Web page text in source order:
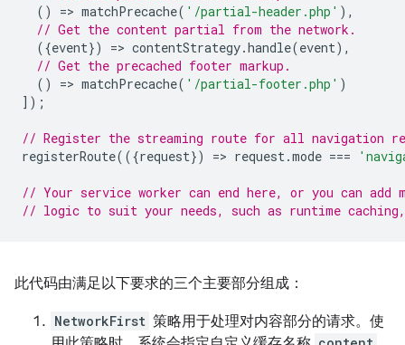
()
=> matchPrecache( '/partial-header.php' ),
// Get the content partial from the network.
({event}) => contentStrategy.handle(event),
// Get the precached footer markup.
()
=> matchPrecache( '/partial-footer.php' )
]);
// Register the streaming route for all navigation
registerRoute(({request}) => request.mode ===
// Your service worker can end here, or you can add
// logic to suit your needs, such as runtime
此代码由满足以下要求的三个主要部分组成：
NetworkFirst 策略用于处理对内容部分的请求。使